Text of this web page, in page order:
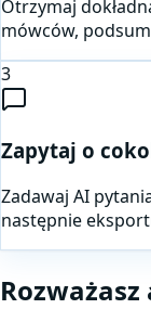
Otrzymaj
mówców,
3
Zapytaj o
Zadawaj AI
następnie